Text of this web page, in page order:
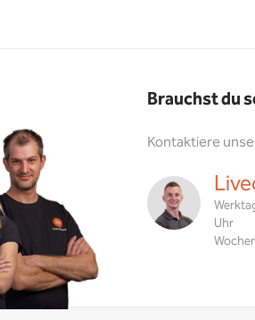
Brauchst du
Kontaktiere
Uhr